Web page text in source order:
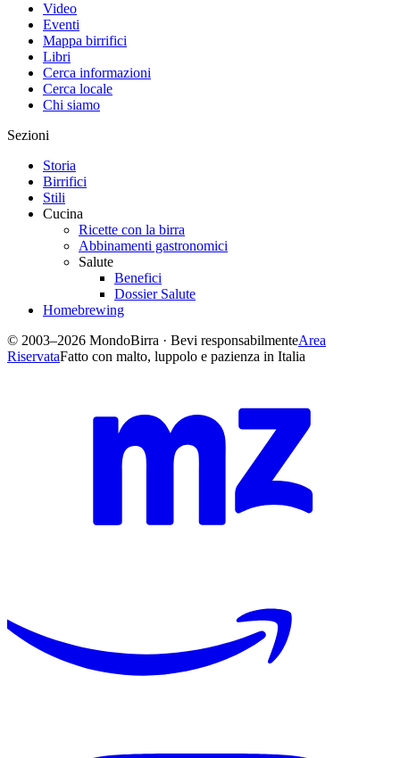
Video
Eventi
Mappa birrifici
Libri
Cerca informazioni
Cerca locale
Chi siamo
Sezioni
Storia
Birrifici
Stili
Cucina
Ricette con la birra
Abbinamenti gastronomici
Salute
Benefici
Dossier Salute
Homebrewing
© 2003–2026 MondoBirra · Bevi responsabilmenteArea
RiservataFatto con malto, luppolo e pazienza in Italia